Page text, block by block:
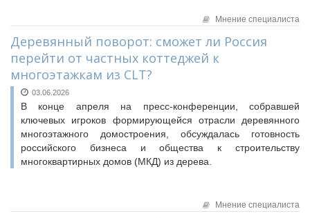
Мнение специалиста
Деревянный поворот: сможет ли Россия
перейти от частных коттеджей к
многоэтажкам из CLT?
03.06.2026
В конце апреля на пресс-конференции, собравшей
ключевых игроков формирующейся отрасли деревянного
многоэтажного домостроения, обсуждалась готовность
российского бизнеса и общества к строительству
многоквартирных домов (МКД) из дерева.
Мнение специалиста